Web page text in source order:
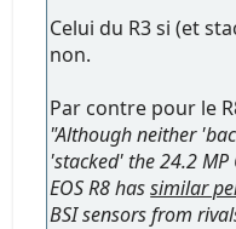
Celui du R3 si (et
non.
Par contre pour le
"Although neither
'stacked' the 24.2 MP
EOS R8 hassimilar
BSI sensors from